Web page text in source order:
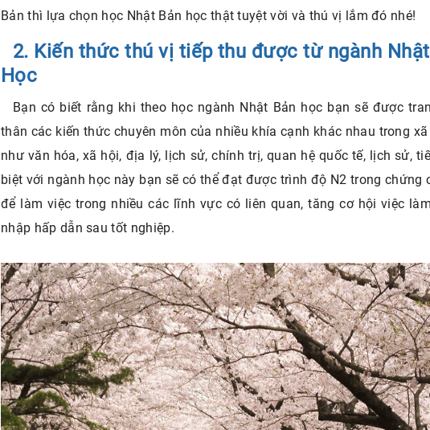
Bản thì lựa chọn học Nhật Bản học thật tuyệt vời và thú vị lắm đó nhé!
2. Kiến thức thú vị tiếp thu được từ ngành
Học
Bạn có biết rằng khi theo học ngành Nhật Bản học bạn sẽ được
thân các kiến thức chuyên môn của nhiều khía cạnh khác nhau trong
như văn hóa, xã hội, địa lý, lịch sử, chính trị, quan hệ quốc tế, lịch sử,
biệt với ngành học này bạn sẽ có thể đạt được trình độ N2 trong chứng
để làm việc trong nhiều các lĩnh vực có liên quan, tăng cơ hội việc
nhập hấp dẫn sau tốt nghiệp.